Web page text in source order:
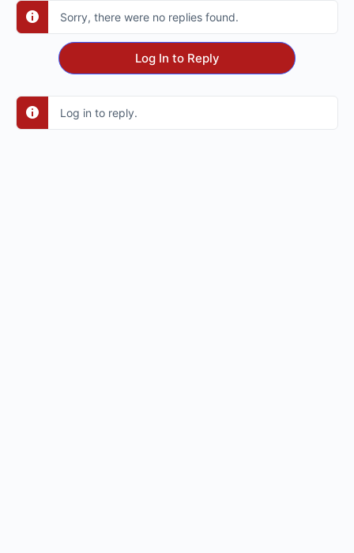
Sorry, there were no replies found.
Log In to Reply
Log in to reply.